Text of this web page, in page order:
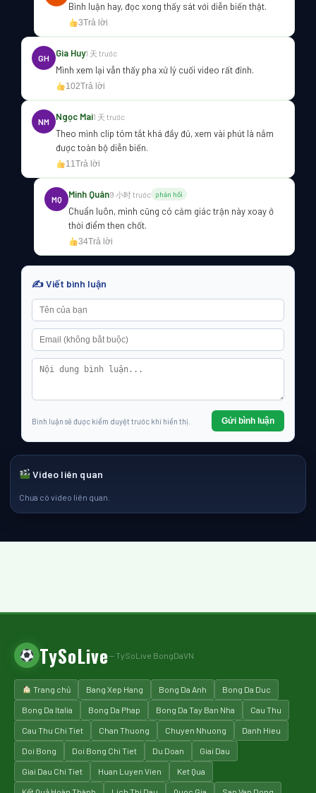
Bình luận hay, đọc xong thấy sát với diễn biến thật.
3Trả lời
GH Gia Huy1 天 trước
Mình xem lại vẫn thấy pha xử lý cuối video rất đỉnh.
102Trả lời
NM Ngọc Mai1 天 trước
Theo mình clip tóm tắt khá đầy đủ, xem vài phút là nắm
được toàn bộ diễn biến.
11Trả lời
MQ Minh Quân9 小时 trước phản hồi
Chuẩn luôn, mình cũng có cảm giác trận này xoay ở
thời điểm then chốt.
34Trả lời
✍️ Viết bình luận
Bình luận sẽ được kiểm duyệt trước khi hiển thị. Gửi bình luận
Video liên quan
Chưa có video liên quan.
TySoLive— TySoLive BongDaVN
Trang chủ Bang Xep Hang Bong Da Anh Bong Da Duc
Bong Da Italia Bong Da Phap Bong Da Tay Ban Nha Cau Thu
Cau Thu Chi Tiet Chan Thuong Chuyen Nhuong Danh Hieu
Doi Bong Doi Bong Chi Tiet Du Doan Giai Dau
Giai Dau Chi Tiet Huan Luyen Vien Ket Qua